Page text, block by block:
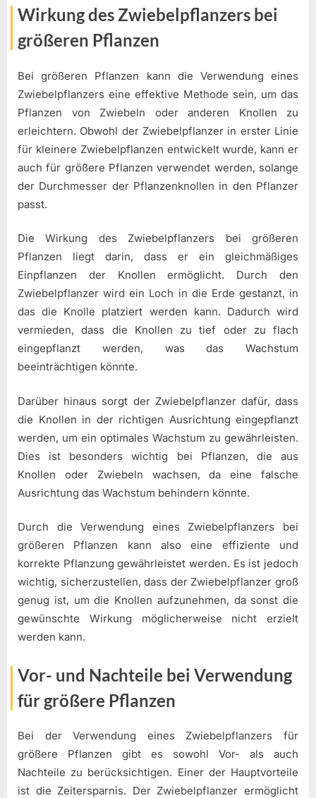
Wirkung des Zwiebelpflanzers bei
größeren Pflanzen
Bei größeren Pflanzen kann die Verwendung eines
Zwiebelpflanzers eine effektive Methode sein, um das
Pflanzen von Zwiebeln oder anderen Knollen zu
erleichtern. Obwohl der Zwiebelpflanzer in erster Linie
für kleinere Zwiebelpflanzen entwickelt wurde, kann er
auch für größere Pflanzen verwendet werden, solange
der Durchmesser der Pflanzenknollen in den Pflanzer
passt.
Die Wirkung des Zwiebelpflanzers bei größeren
Pflanzen liegt darin, dass er ein gleichmäßiges
Einpflanzen der Knollen ermöglicht. Durch den
Zwiebelpflanzer wird ein Loch in die Erde gestanzt, in
das die Knolle platziert werden kann. Dadurch wird
vermieden, dass die Knollen zu tief oder zu flach
eingepflanzt werden, was das Wachstum
beeinträchtigen könnte.
Darüber hinaus sorgt der Zwiebelpflanzer dafür, dass
die Knollen in der richtigen Ausrichtung eingepflanzt
werden, um ein optimales Wachstum zu gewährleisten.
Dies ist besonders wichtig bei Pflanzen, die aus
Knollen oder Zwiebeln wachsen, da eine falsche
Ausrichtung das Wachstum behindern könnte.
Durch die Verwendung eines Zwiebelpflanzers bei
größeren Pflanzen kann also eine effiziente und
korrekte Pflanzung gewährleistet werden. Es ist jedoch
wichtig, sicherzustellen, dass der Zwiebelpflanzer groß
genug ist, um die Knollen aufzunehmen, da sonst die
gewünschte Wirkung möglicherweise nicht erzielt
werden kann.
Vor- und Nachteile bei Verwendung
für größere Pflanzen
Bei der Verwendung eines Zwiebelpflanzers für
größere Pflanzen gibt es sowohl Vor- als auch
Nachteile zu berücksichtigen. Einer der Hauptvorteile
ist die Zeitersparnis. Der Zwiebelpflanzer ermöglicht